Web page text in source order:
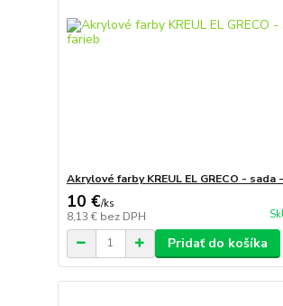
Akrylové farby KREUL EL GRECO - sada
10 €/ks
8,13 € bez DPH
Pridať do košíka